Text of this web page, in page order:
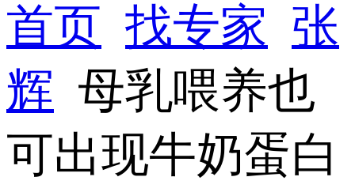
首页 找专家 张
辉 母乳喂养也
可出现牛奶蛋白